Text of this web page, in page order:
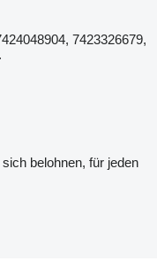
7423326679,
belohnen, für jeden